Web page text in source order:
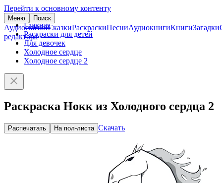
Перейти к основному контенту
Меню Поиск
АудиосказкиСказкиРаскраскиПесниАудиокнигиКнигиЗагадки
редактора
Главная
Раскраски для детей
Для девочек
Холодное сердце
Холодное сердце 2
Раскраска Нокк из Холодного сердца 2
Распечатать На пол-листа Скачать